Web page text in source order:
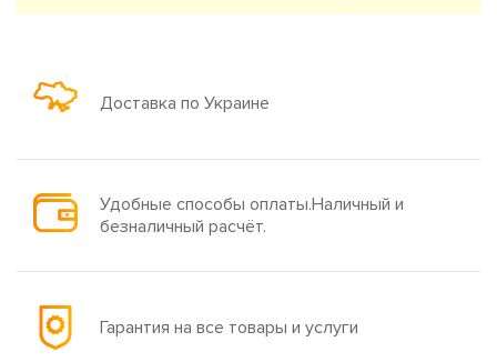
Доставка по Украине
Удобные способы оплаты.Наличный и
безналичный расчёт.
Гарантия на все товары и услуги